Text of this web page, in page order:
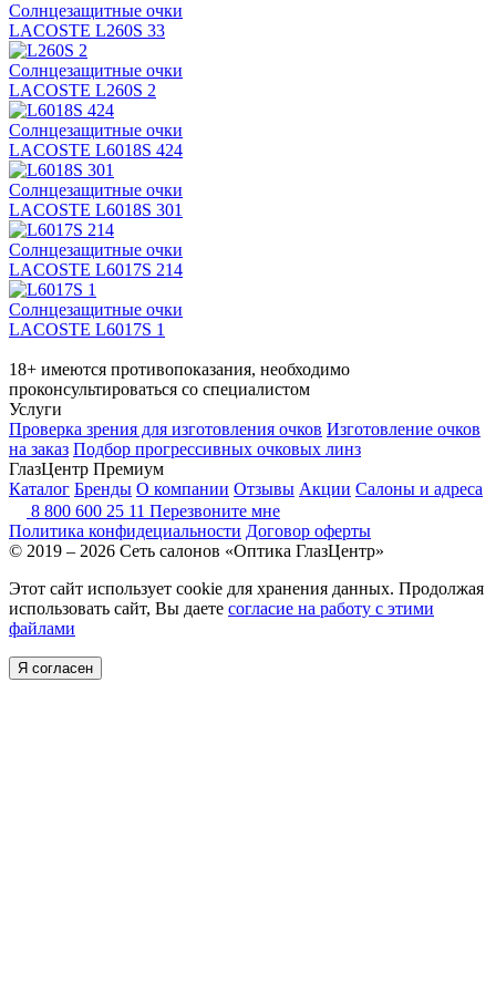
Солнцезащитные очки
LACOSTE L260S 33
Солнцезащитные очки
LACOSTE L260S 2
Солнцезащитные очки
LACOSTE L6018S 424
Солнцезащитные очки
LACOSTE L6018S 301
Солнцезащитные очки
LACOSTE L6017S 214
Солнцезащитные очки
LACOSTE L6017S 1
18+ имеются противопоказания, необходимо
проконсультироваться со специалистом
Услуги
Проверка зрения для изготовления очков Изготовление очков
на заказ Подбор прогрессивных очковых линз
ГлазЦентр Премиум
Каталог Бренды О компании Отзывы Акции Салоны и адреса
8 800 600 25 11 Перезвоните мне
Политика конфидециальности Договор оферты
© 2019 – 2026 Сеть салонов «Оптика ГлазЦентр»
Этот сайт использует cookie для хранения данных. Продолжая
использовать сайт, Вы даете согласие на работу с этими
файлами
Я согласен